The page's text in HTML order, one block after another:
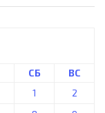
СБ
ВС
1
2